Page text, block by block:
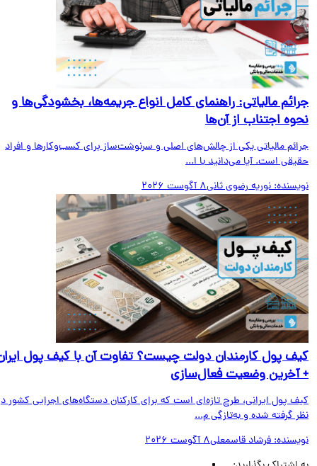
مالیاتی: راهنمای کامل انواع جریمه‌ها، بخشودگی‌ها و
اجتناب از آن‌ها
مالیاتی یکی از چالش‌های اصلی و سرنوشت‌ساز برای کسب‌وکارها و افراد
است. آیا می‌دانید با ا...
نوریه رضوی ثانی8 آگوست 2026
پول کارمندان دولت چیست؟ تفاوت آن با کیف پول ایران
وضعیت فعال‌سازی
پول ایرانی، طرح تازه‌ای است که برای کارکنان دستگاه‌های اجرایی کشور در
گرفته شده و به‌تازگی م...
فرشاد قاسمعلی8 آگوست 2026